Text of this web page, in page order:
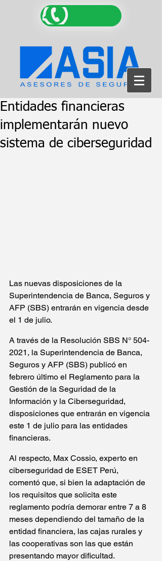
Entidades financieras
implementarán nuevo
sistema de ciberseguridad
Las nuevas disposiciones de la
Superintendencia de Banca, Seguros y
AFP (SBS) entrarán en vigencia desde
el 1 de julio.
A través de la Resolución SBS N° 504-
2021, la Superintendencia de Banca,
Seguros y AFP (SBS) publicó en
febrero último el Reglamento para la
Gestión de la Seguridad de la
Información y la Ciberseguridad,
disposiciones que entrarán en vigencia
este 1 de julio para las entidades
financieras.
Al respecto, Max Cossio, experto en
ciberseguridad de ESET Perú,
comentó que, si bien la adaptación de
los requisitos que solicita este
reglamento podría demorar entre 7 a 8
meses dependiendo del tamaño de la
entidad financiera, las cajas rurales y
las cooperativas son las que están
presentando mayor dificultad.